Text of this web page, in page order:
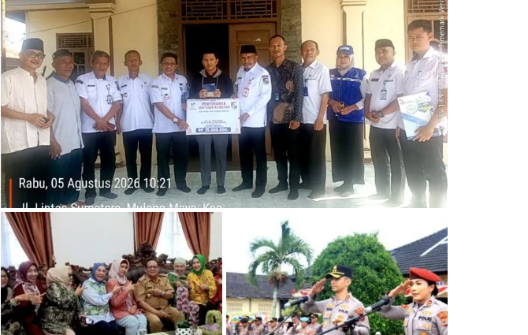
Ahli Waris Korban Kebakaran di Lampung Utara Terima
Santunan Kemensos Rp15 Juta
05/08/2026
ADVERTORIAL
Deddy Amarullah Terima
Audiensi Perpeni Bandar
Lampung, Bahas Pengukuhan
hingga Program
Pemberdayaan Pensiunan
ADVERTORIAL
AKBP Yuliansyah Resmi Jabat
Kapolres Lampung Timur,
Siap Lanjutkan Prestasi dan
Perkuat Pelayanan Humanis
04/08/2026